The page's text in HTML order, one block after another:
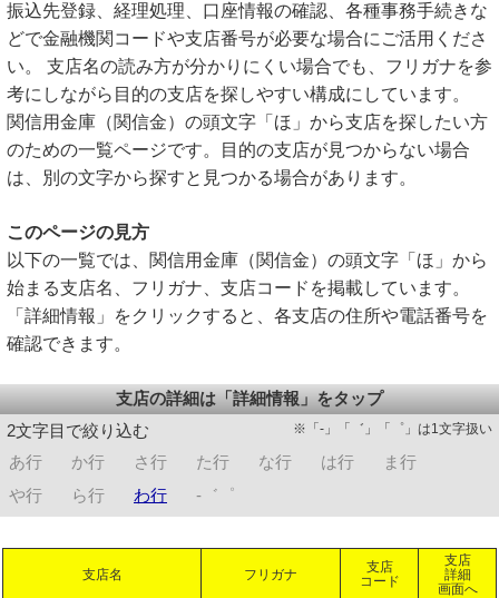
振込先登録、経理処理、口座情報の確認、各種事務手続きな
どで金融機関コードや支店番号が必要な場合にご活用くださ
い。 支店名の読み方が分かりにくい場合でも、フリガナを参
考にしながら目的の支店を探しやすい構成にしています。
関信用金庫（関信金）の頭文字「ほ」から支店を探したい方
のための一覧ページです。目的の支店が見つからない場合
は、別の文字から探すと見つかる場合があります。
このページの見方
以下の一覧では、関信用金庫（関信金）の頭文字「ほ」から
始まる支店名、フリガナ、支店コードを掲載しています。
「詳細情報」をクリックすると、各支店の住所や電話番号を
確認できます。
支店の詳細は「詳細情報」をタップ
2文字目で絞り込む
※「-」「゛」「゜」は1文字扱い
あ行 か行 さ行 た行 な行 は行
ま行
や行
ら行 わ行 -゛゜
支店名 フリガナ
支店
コード
支店
詳細
画面へ